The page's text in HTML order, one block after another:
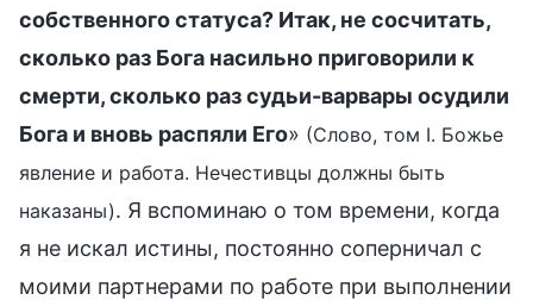
собственного статуса? Итак, не сосчитать,
сколько раз Бога насильно приговорили к
смерти, сколько раз судьи-варвары осудили
Бога и вновь распяли Его» (Слово, том I. Божье
явление и работа. Нечестивцы должны быть
наказаны). Я вспоминаю о том времени, когда
я не искал истины, постоянно соперничал с
моими партнерами по работе при выполнении